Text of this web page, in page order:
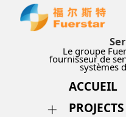
Le groupe
fournisseur de
systèmes
ACCUEIL
PROJECTS